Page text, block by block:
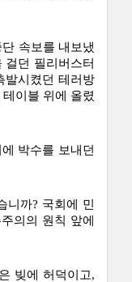
속보를 내보냈
던 필리버스터
발시켰던 테러방
이블 위에 올렸
박수를 보내던
까? 국회에 민
의의 원칙 앞에
빚에 허덕이고,